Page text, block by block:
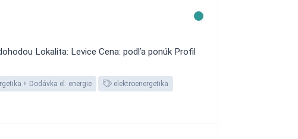
Lokalita: Levice Cena: podľa ponúk Profil
Dodávka el. energie elektroenergetika